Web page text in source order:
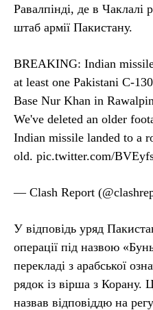
Равалпінді, де в Чаклалі
штаб армії Пакистану.
BREAKING: Indian
at least one Pakistani C-
Base Nur Khan in
We've deleted an older
Indian missile landed to a
old. pic.twitter.com/
— Clash Report
У відповідь уряд
операції під назвою
перекладі з арабської
рядок із вірша з Корану.
назвав відповіддю на